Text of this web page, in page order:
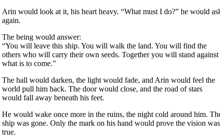
Arin would look at it, his heart heavy. “What must I do?” he would
again.
The being would answer:
“You will leave this ship. You will walk the land. You will find the
others who will carry their own seeds. Together you will stand against
what is to come.”
The hall would darken, the light would fade, and Arin would feel the
world pull him back. The door would close, and the road of stars
would fall away beneath his feet.
He would wake once more in the ruins, the night cold around him.
ship was gone. Only the mark on his hand would prove the vision was
true.